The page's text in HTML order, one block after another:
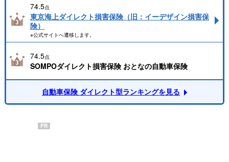
74.5点
東京海上ダイレクト損害保険（旧：イーデザイン損害保
険）
※公式サイトへ遷移します。
74.5点
SOMPOダイレクト損害保険 おとなの自動車保険
自動車保険 ダイレクト型ランキングを見る
PR